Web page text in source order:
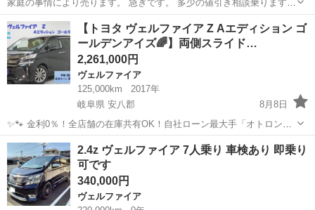
家庭の事情により売ります。 急ぎです。 多少の値引き相談乗ります
^_^ 1998年式 ハイラックスrzn147 ダブルキャブ ハイドロ車 車検
令和8年10月 走行距離 22万弱 走る曲がる止まる問題無しです 乗り心
地悪...
沖縄 中頭郡 てだこ浦西駅 その他
【トヨタ ヴェルファイア Z Aエディション ゴ
ールデンアイズ🌈】両側スライド…
2,261,000円
ヴェルファイア
125,000km
2017年
岐阜県 安八郡
8月8日
✨🐾 金利0％！全店舗の在庫共有OK！自社ローン最大手「オトロン」
🐾✨ こんなお悩みはありませんか？🤔 ✅ 勤続年数が短い ✅ パー
ト・アルバイト勤務 ✅ 派遣社員・自営業 ✅ 専業主婦（主夫） ✅ 自
己破産...
岐阜 安八郡 ヴェルファイア 車両
2.4z ヴェルファイア 7人乗り 車検あり 即乗り
可です
340,000円
ヴェルファイア